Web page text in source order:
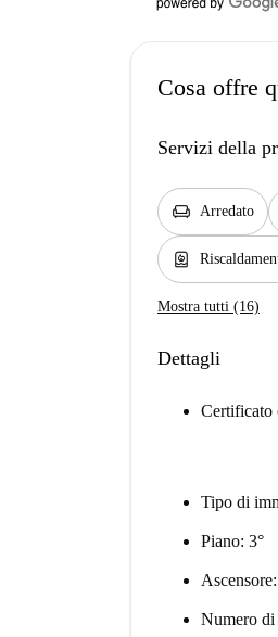
Cosa offre
Servizi della
chair Arredato
water_heater
Mostra tutti (16)
Dettagli
Certificato
Tipo di
Piano: 3°
Numero di